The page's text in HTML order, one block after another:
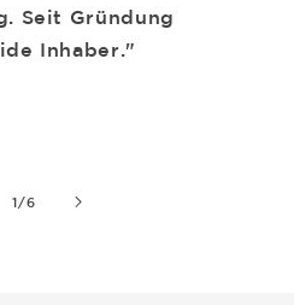
Seit Gründung
Inhaber."
1/von
6